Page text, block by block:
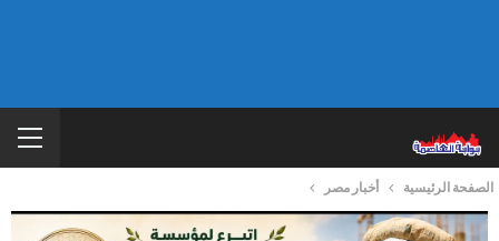
الصفحة الرئيسية أخبار مصر